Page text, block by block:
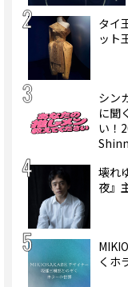
タイ
ット
シン
に聞
い！
壊れ
夜』
くホ